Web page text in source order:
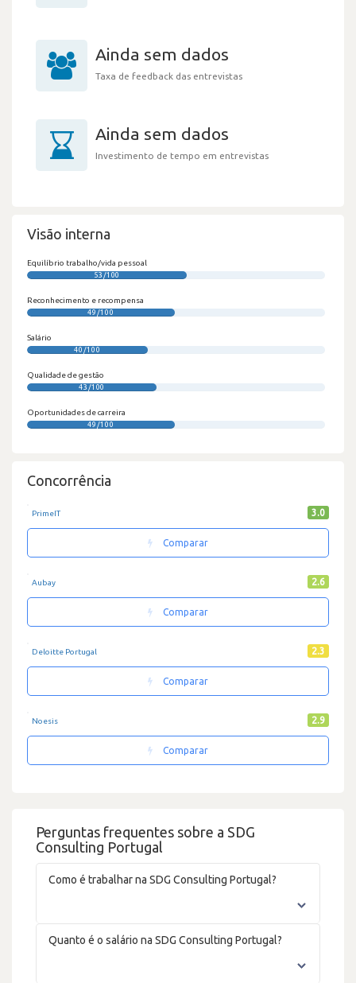
Ainda sem dados
Taxa de feedback das entrevistas
Ainda sem dados
Investimento de tempo em entrevistas
Perguntas frequentes sobre a SDG
Consulting Portugal
Como é trabalhar na SDG Consulting Portugal?
Quanto é o salário na SDG Consulting Portugal?
Visão interna
Equilíbrio trabalho/vida pessoal
53/100
Reconhecimento e recompensa
49/100
Salário
40/100
Qualidade de gestão
43/100
Oportunidades de carreira
49/100
Concorrência
PrimeIT 3.0
Comparar
Aubay 2.6
Comparar
Deloitte Portugal 2.3
Comparar
Noesis 2.9
Comparar